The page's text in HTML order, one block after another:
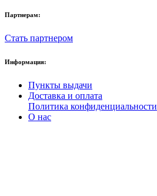
Партнерам:
Стать партнером
Информация:
Пункты выдачи
Доставка и оплата
Политика конфиденциальности
О нас